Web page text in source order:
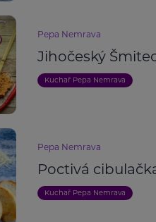
Pepa Nemrava
Jihočeský
Kuchař Pepa Nemrava
Pepa Nemrava
Poctivá
Kuchař Pepa Nemrava